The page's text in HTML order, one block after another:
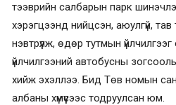
тээврийн салбарын парк
хэрэгцээнд нийцсэн, аюулгүй, тав
нэвтрүүлж, өдөр тутмын
үйлчилгээний автобусны
хийж эхэллээ. Бид Төв номын
албаны хүмүүсээс тодруулсан юм.